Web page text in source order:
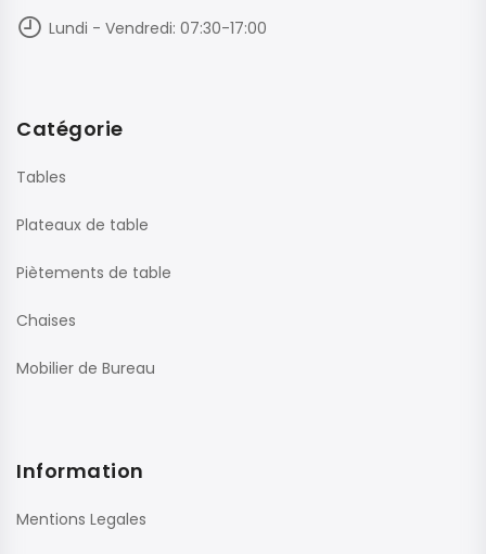
Lundi - Vendredi: 07:30-17:00
Catégorie
Tables
Plateaux de table
Piètements de table
Chaises
Mobilier de Bureau
Information
Mentions Legales